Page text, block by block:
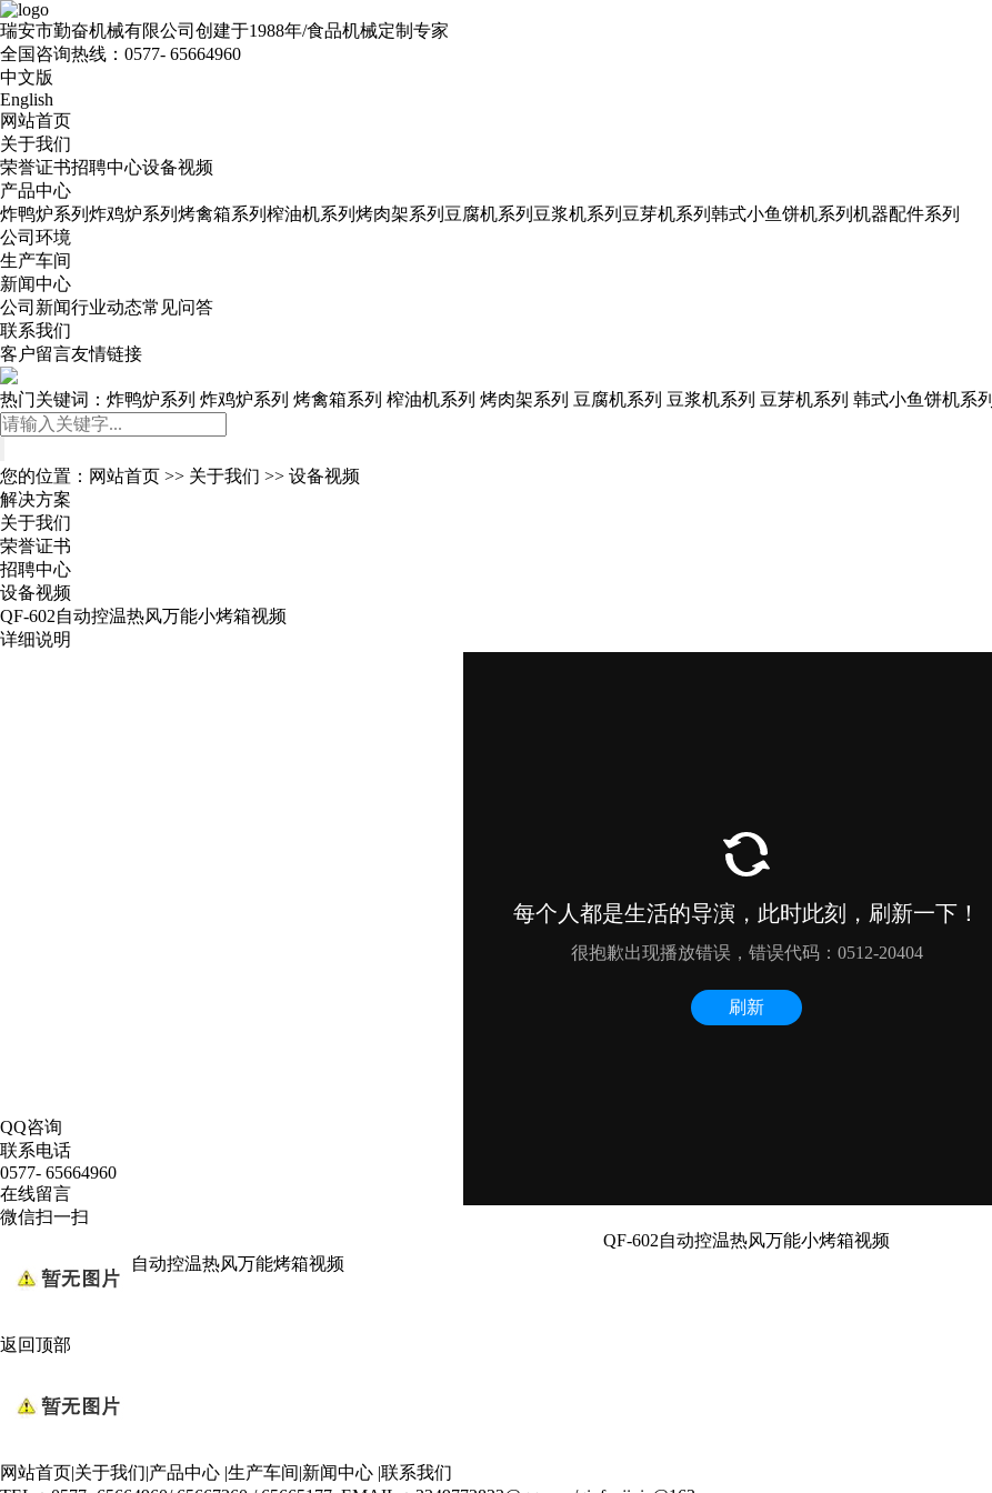
瑞安市勤奋机械有限公司 创建于1988年/食品机械定制专家
全国咨询热线： 0577- 65664960
中文版
English
网站首页
关于我们
荣誉证书招聘中心设备视频
产品中心
炸鸭炉系列 炸鸡炉系列 烤禽箱系列 榨油机系列 烤肉架系列 豆腐机系列 豆浆机系列 豆芽机系列 韩式小鱼饼机系列 机器配件系列
公司环境
生产车间
新闻中心
公司新闻行业动态常见问答
联系我们
客户留言友情链接
热门关键词： 炸鸭炉系列 炸鸡炉系列 烤禽箱系列 榨油机系列 烤肉架系列 豆腐机系列 豆浆机系列 豆芽机系列 韩式小鱼饼机系列
您的位置： 网站首页 >> 关于我们 >> 设备视频
解决方案
关于我们
荣誉证书
招聘中心
设备视频
QF-602自动控温热风万能小烤箱视频
详细说明
QF-602自动控温热风万能小烤箱视频
下一条
QF-610D自动控温热风万能烤箱视频
QQ咨询
联系电话
0577- 65664960
在线留言
微信扫一扫
返回顶部
网站首页|关于我们|产品中心 |生产车间|新闻中心 |联系我们